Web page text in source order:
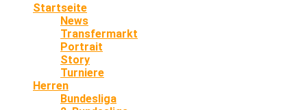
Startseite
News
Transfermarkt
Portrait
Story
Turniere
Herren
Bundesliga